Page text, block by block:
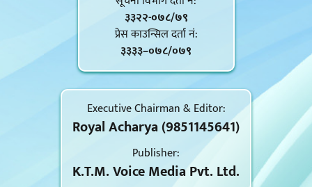
३३२२-०७८/७९
प्रेस काउन्सिल दर्ता नं‍:
३३३३–०७८/०७९
Executive Chairman & Editor:
Royal Acharya (9851145641)
Publisher:
K.T.M. Voice Media Pvt. Ltd.